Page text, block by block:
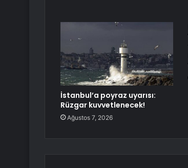
İstanbul’a poyraz uyarısı:
Rüzgar kuvvetlenecek!
Ağustos 7, 2026